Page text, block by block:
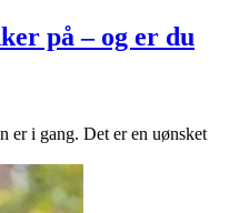
på – og er du
er i gang. Det er en uønsket